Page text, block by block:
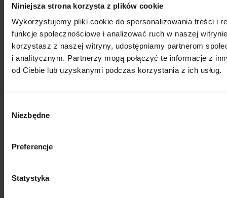
Niniejsza strona korzysta z plików cookie
Wykorzystujemy pliki cookie do spersonalizowania treści i
funkcje społecznościowe i analizować ruch w naszej
korzystasz z naszej witryny, udostępniamy partnerom
i analitycznym. Partnerzy mogą połączyć te informacje z
od Ciebie lub uzyskanymi podczas korzystania z ich usług.
zgody
Niezbędne
Preferencje
Statystyka
Do kąpieli:wymieszaj 5-10 kropli z
łyżką płynu lub oleju i dodaj do
ciepłej wody.
Na skórę:rozcieńcz 1-2 krople
olejku w łyżeczce oleju bazowego i
stosuj miejscowo (np. na ukąszenia
owadów, niewielkie oparzenia czy
wmasuj w ciało.
1-2 krople, by ułatwić zasypianie i
poprawić jakość snu.